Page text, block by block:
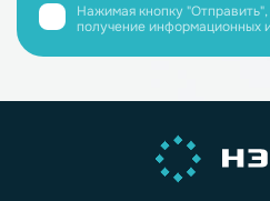
Нажимая кнопку
получение информационных